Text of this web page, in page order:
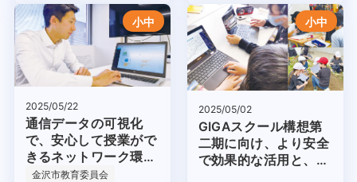
小中
2025/05/22
通信データの可視化
で、安心して授業がで
きるネットワーク環境
を実現
金沢市教育委員会
小中
2025/05/02
GIGAスクール構想第
二期に向け、より安全
で効果的な活用と、環